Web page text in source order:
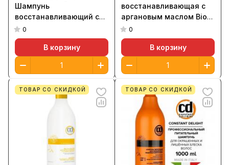
Шампунь
восстанавливающий с
аргановым маслом
1000ml
0
В корзину
восстанавливающая с
аргановым маслом Bio
Flower 1000ml
0
В корзину
ТОВАР СО СКИДКОЙ ТОВАР СО СКИДКОЙ